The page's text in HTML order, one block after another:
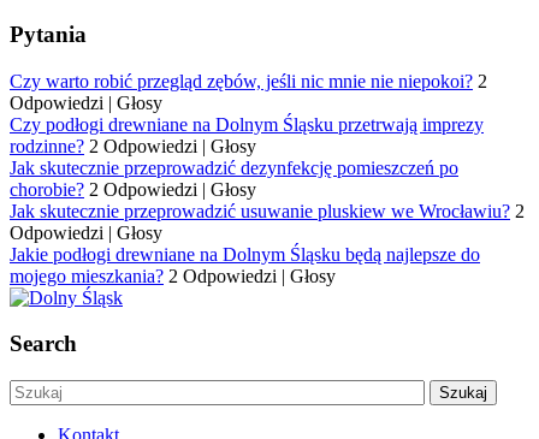
Pytania
Czy warto robić przegląd zębów, jeśli nic mnie nie niepokoi? 2
Odpowiedzi | Głosy
Czy podłogi drewniane na Dolnym Śląsku przetrwają imprezy
rodzinne? 2 Odpowiedzi | Głosy
Jak skutecznie przeprowadzić dezynfekcję pomieszczeń po
chorobie? 2 Odpowiedzi | Głosy
Jak skutecznie przeprowadzić usuwanie pluskiew we Wrocławiu? 2
Odpowiedzi | Głosy
Jakie podłogi drewniane na Dolnym Śląsku będą najlepsze do
mojego mieszkania? 2 Odpowiedzi | Głosy
Search
Kontakt